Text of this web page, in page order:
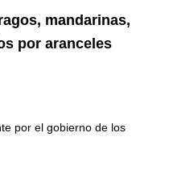
mandarinas,
por aranceles
por el gobierno de los